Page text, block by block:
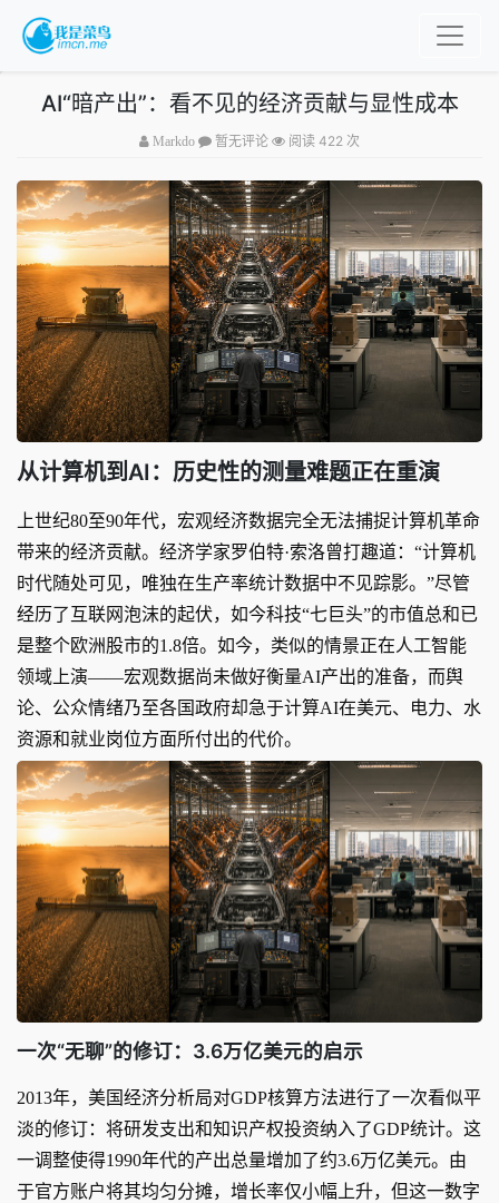
AI“暗产出”：看不见的经济贡献与显性成本
Markdo 暂无评论 阅读 422 次
从计算机到AI：历史性的测量难题正在重演
上世纪80至90年代，宏观经济数据完全无法捕捉计算机革命
带来的经济贡献。经济学家罗伯特·索洛曾打趣道：“计算机
时代随处可见，唯独在生产率统计数据中不见踪影。”尽管
经历了互联网泡沫的起伏，如今科技“七巨头”的市值总和已
是整个欧洲股市的1.8倍。如今，类似的情景正在人工智能
领域上演——宏观数据尚未做好衡量AI产出的准备，而舆
论、公众情绪乃至各国政府却急于计算AI在美元、电力、水
资源和就业岗位方面所付出的代价。
一次“无聊”的修订：3.6万亿美元的启示
2013年，美国经济分析局对GDP核算方法进行了一次看似平
淡的修订：将研发支出和知识产权投资纳入了GDP统计。这
一调整使得1990年代的产出总量增加了约3.6万亿美元。由
于官方账户将其均匀分摊，增长率仅小幅上升，但这一数字